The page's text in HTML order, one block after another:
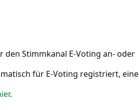
den Stimmkanal E-Voting an- oder
für E-Voting registriert, eine
.